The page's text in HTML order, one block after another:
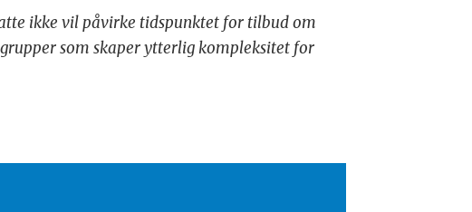
ikke vil påvirke tidspunktet for tilbud om
som skaper ytterlig kompleksitet for